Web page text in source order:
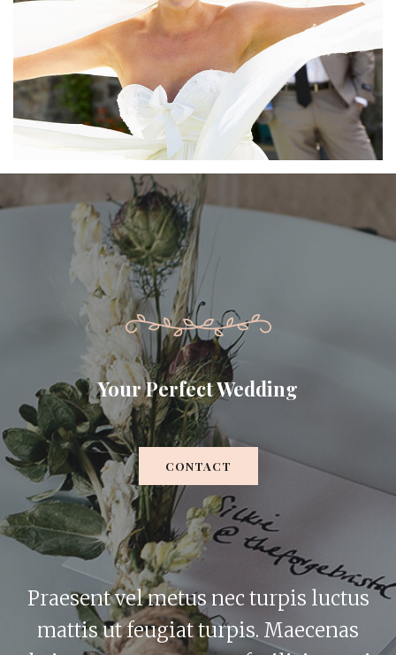
Your Perfect Wedding
CONTACT
Praesent vel metus nec turpis luctus
mattis ut feugiat turpis. Maecenas